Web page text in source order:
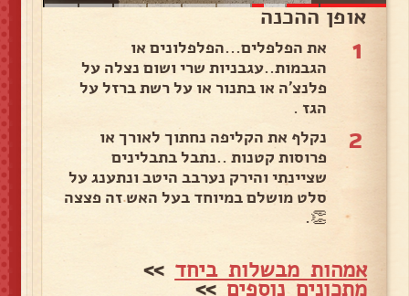
אופן ההכנה
1
את הפלפלים...הפלפלונים או
הגבמות..עגבניות שרי ושום נצלה על
פלנצ'ה או בתנור או על רשת ברזל על
הגז .
2
נקלף את הקליפה נחתוך לאורך או
פרוסות קטנות ..נתבל בתבלינים
שציינתי והירק נערבב היטב ונתענג על
סלט מושלם במיוחד בעל האש זה פצצה
👏.
אמהות מבשלות ביחד >>
מתכונים נוספים>>